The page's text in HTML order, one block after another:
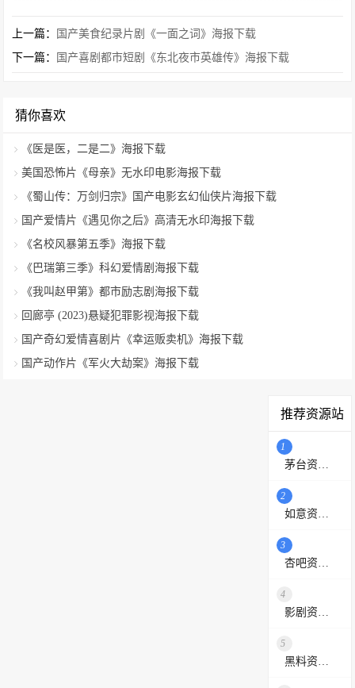
上一篇：
国产美食纪录片剧《一面之词》海报下载
下一篇：
国产喜剧都市短剧《东北夜市英雄传》海报下载
猜你喜欢
《医是医，二是二》海报下载
美国恐怖片《母亲》无水印电影海报下载
《蜀山传：万剑归宗》国产电影玄幻仙侠片海报下载
国产爱情片《遇见你之后》高清无水印海报下载
《名校风暴第五季》海报下载
《巴瑞第三季》科幻爱情剧海报下载
《我叫赵甲第》都市励志剧海报下载
回廊亭 (2023)悬疑犯罪影视海报下载
国产奇幻爱情喜剧片《幸运贩卖机》海报下载
国产动作片《军火大劫案》海报下载
推荐资源站
1
2
3
4
5